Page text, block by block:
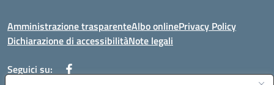
Amministrazione trasparenteAlbo onlinePrivacy Policy
Dichiarazione di accessibilitàNote legali
Seguici su: